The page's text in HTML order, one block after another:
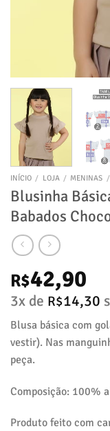
INÍCIO / LOJA / MENINAS /
Blusinha
Babados
R$42,90
3x de R$14,30
Blusa básica com
vestir). Nas
peça.
Composição: 100%
Produto feito com